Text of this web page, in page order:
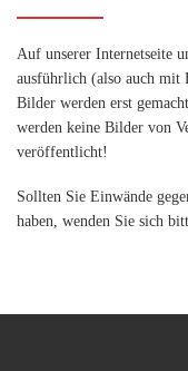
Auf unserer Internetseite
ausführlich (also auch mit
Bilder werden erst
werden keine Bilder von
veröffentlicht!
Sollten Sie Einwände
haben, wenden Sie sich